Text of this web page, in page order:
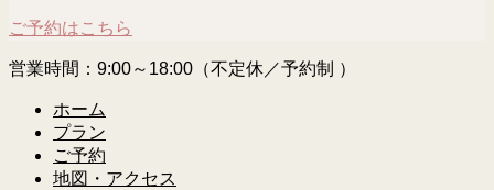
ご予約はこちら
営業時間：9:00～18:00（不定休／予約制 ）
ホーム
プラン
ご予約
地図・アクセス